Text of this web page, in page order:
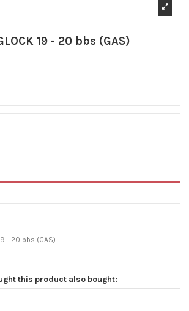
19 - 20 bbs (GAS)
- 20 bbs (GAS)
this product also bought: